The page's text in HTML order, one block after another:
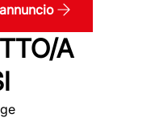
A